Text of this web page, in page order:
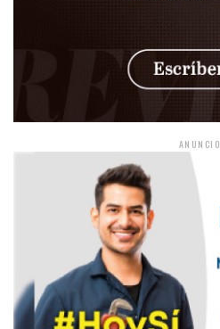
ANUNCIO